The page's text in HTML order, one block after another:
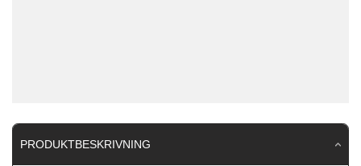
PRODUKTBESKRIVNING